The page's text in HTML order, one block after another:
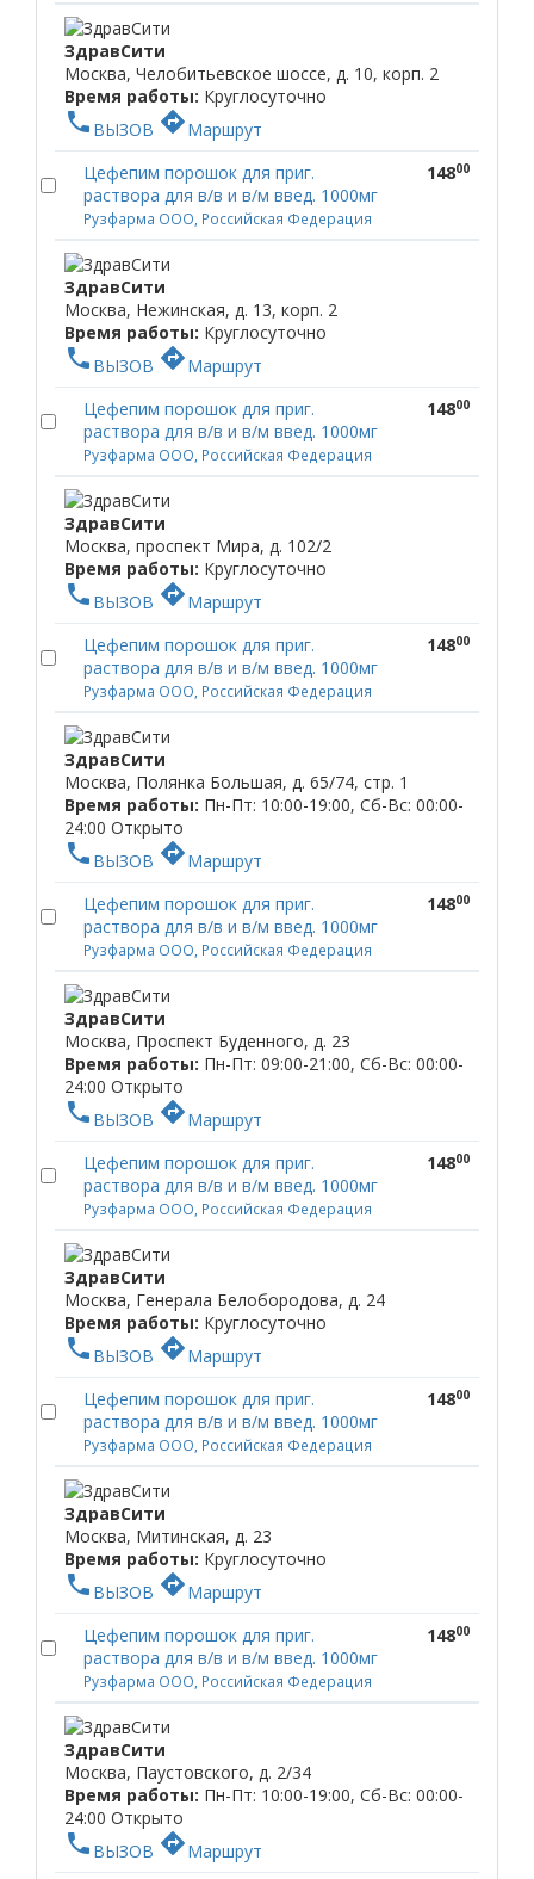
ЗдравСити
Москва, Челобитьевское шоссе, д. 10, корп. 2
Время работы: Круглосуточно
phone ВЫЗОВ directionsМаршрут
Цефепим порошок для приг.
раствора для в/в и в/м введ. 1000мг
Рузфарма ООО, Российская Федерация
14800
ЗдравСити
Москва, Нежинская, д. 13, корп. 2
Время работы: Круглосуточно
phone ВЫЗОВ directionsМаршрут
Цефепим порошок для приг.
раствора для в/в и в/м введ. 1000мг
Рузфарма ООО, Российская Федерация
14800
ЗдравСити
Москва, проспект Мира, д. 102/2
Время работы: Круглосуточно
phone ВЫЗОВ directionsМаршрут
Цефепим порошок для приг.
раствора для в/в и в/м введ. 1000мг
Рузфарма ООО, Российская Федерация
14800
ЗдравСити
Москва, Полянка Большая, д. 65/74, стр. 1
Время работы: Пн-Пт: 10:00-19:00, Сб-Вс: 00:00-
24:00 Открыто
phone ВЫЗОВ directionsМаршрут
Цефепим порошок для приг.
раствора для в/в и в/м введ. 1000мг
Рузфарма ООО, Российская Федерация
14800
ЗдравСити
Москва, Проспект Буденного, д. 23
Время работы: Пн-Пт: 09:00-21:00, Сб-Вс: 00:00-
24:00 Открыто
phone ВЫЗОВ directionsМаршрут
Цефепим порошок для приг.
раствора для в/в и в/м введ. 1000мг
Рузфарма ООО, Российская Федерация
14800
ЗдравСити
Москва, Генерала Белобородова, д. 24
Время работы: Круглосуточно
phone ВЫЗОВ directionsМаршрут
Цефепим порошок для приг.
раствора для в/в и в/м введ. 1000мг
Рузфарма ООО, Российская Федерация
14800
ЗдравСити
Москва, Митинская, д. 23
Время работы: Круглосуточно
phone ВЫЗОВ directionsМаршрут
Цефепим порошок для приг.
раствора для в/в и в/м введ. 1000мг
Рузфарма ООО, Российская Федерация
14800
ЗдравСити
Москва, Паустовского, д. 2/34
Время работы: Пн-Пт: 10:00-19:00, Сб-Вс: 00:00-
24:00 Открыто
phone ВЫЗОВ directionsМаршрут